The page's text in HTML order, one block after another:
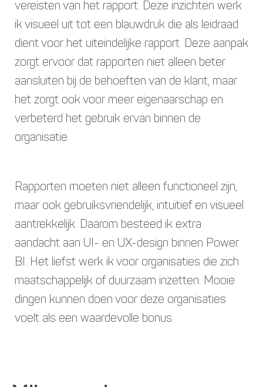
vereisten van het rapport. Deze inzichten werk
ik visueel uit tot een blauwdruk die als leidraad
dient voor het uiteindelijke rapport. Deze aanpak
zorgt ervoor dat rapporten niet alleen beter
aansluiten bij de behoeften van de klant, maar
het zorgt ook voor meer eigenaarschap en
verbeterd het gebruik ervan binnen de
organisatie.
Rapporten moeten niet alleen functioneel zijn,
maar ook gebruiksvriendelijk, intuïtief en visueel
aantrekkelijk. Daarom besteed ik extra
aandacht aan UI- en UX-design binnen Power
BI. Het liefst werk ik voor organisaties die zich
maatschappelijk of duurzaam inzetten. Mooie
dingen kunnen doen voor deze organisaties
voelt als een waardevolle bonus.